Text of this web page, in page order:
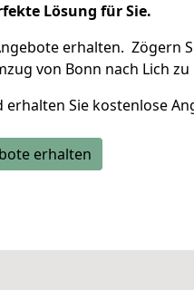
Lösung für Sie.
erhalten. Zögern
von Bonn nach Lich zu
erhalten Sie kostenlose
erhalten